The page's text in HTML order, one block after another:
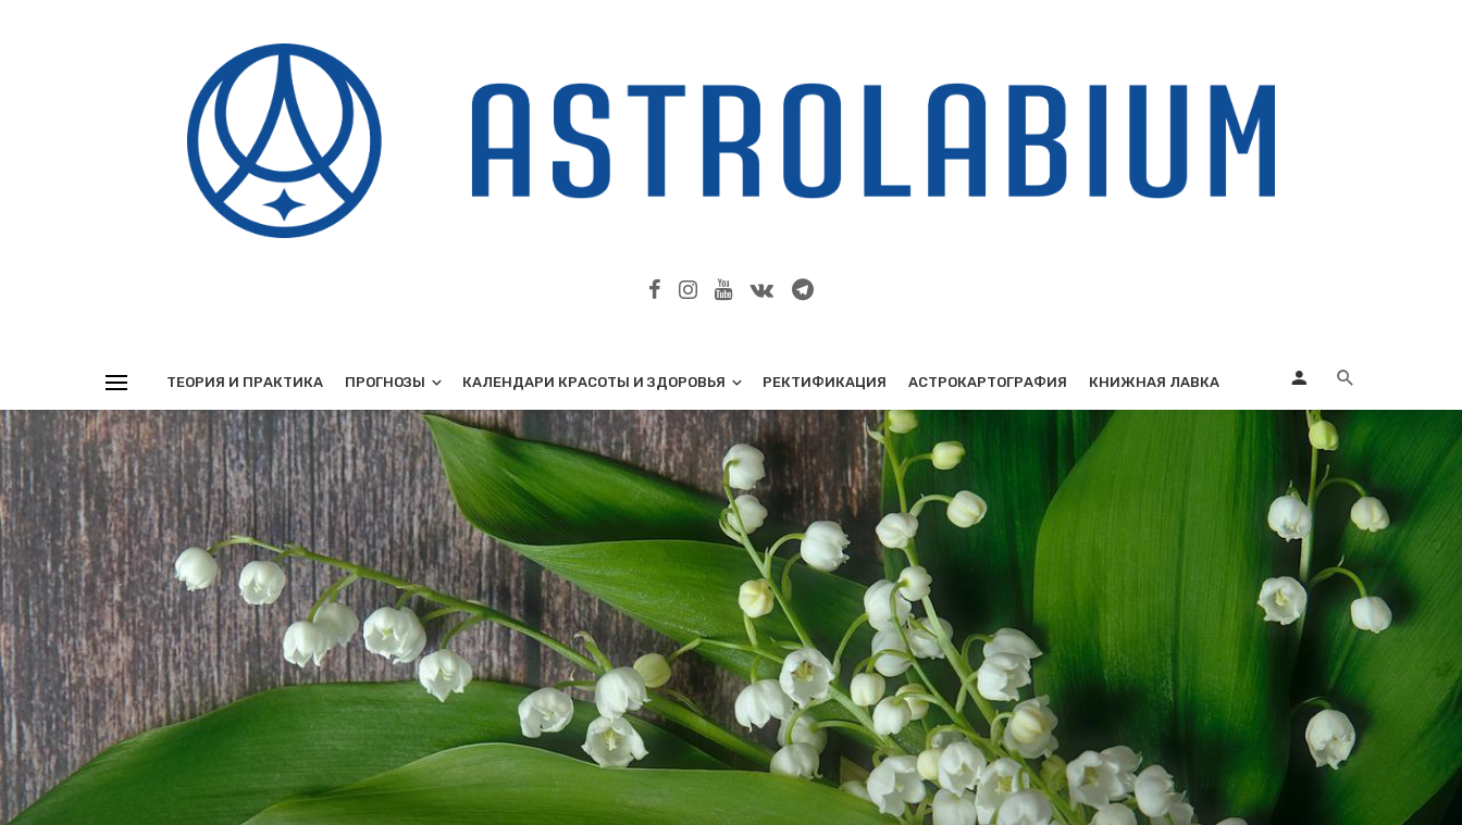
ТЕОРИЯ И ПРАКТИКА ПРОГНОЗЫ КАЛЕНДАРИ КРАСОТЫ И ЗДОРОВЬЯ РЕКТИФИКАЦИЯ АСТРОКАРТОГРАФИЯ КНИЖНАЯ ЛАВКА
Реклама